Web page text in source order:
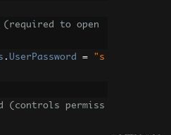
(required to open
. UserPassword =
"s
(controls permiss